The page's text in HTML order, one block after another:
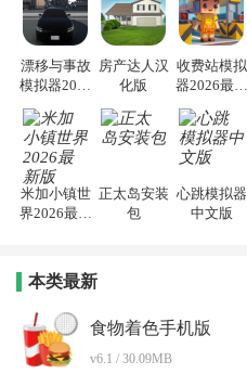
漂移与事故
模拟器2026
房产达人汉
化版
收费站模拟
器2026最新
米加小镇世
界2026最新
正太岛安装
包
心跳模拟器
中文版
本类最新
食物着色手机版
v6.1 / 30.09MB